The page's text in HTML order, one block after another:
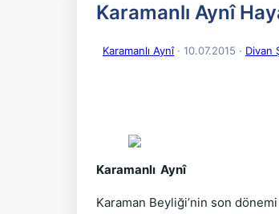
Karamanlı Aynî
Karamanlı Aynî· 10.07.2015 · Divan
Karamanlı Aynî
Karaman Beyliği’nin son